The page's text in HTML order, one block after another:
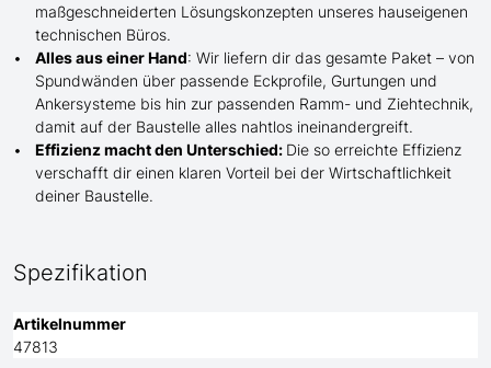
maßgeschneiderten Lösungskonzepten unseres hauseigenen
technischen Büros.
Alles aus einer Hand: Wir liefern dir das gesamte Paket – von
Spundwänden über passende Eckprofile, Gurtungen und
Ankersysteme bis hin zur passenden Ramm- und Ziehtechnik,
damit auf der Baustelle alles nahtlos ineinandergreift.
Effizienz macht den Unterschied: Die so erreichte Effizienz
verschafft dir einen klaren Vorteil bei der Wirtschaftlichkeit
deiner Baustelle.
Spezifikation
Artikelnummer
47813